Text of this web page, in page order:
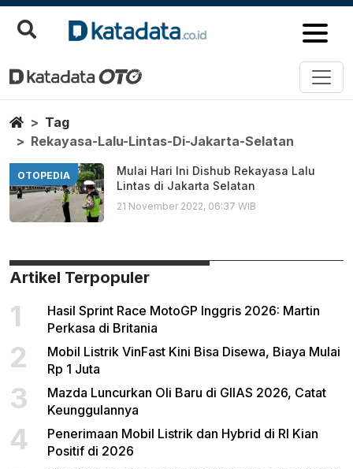
Rekayasa Lalu Lintas Di
Berita Terbaru
HomeTag
Rekayasa-Lalu-Lintas-Di-Jakarta-Selatan
OTOPEDIA
Mulai Hari Ini Dishub Rekayasa Lalu
Lintas di Jakarta Selatan
21 November 2022, 06:37 WIB
Artikel Terpopuler
1
Hasil Sprint Race MotoGP Inggris 2026: Martin
Perkasa di Britania
2
Mobil Listrik VinFast Kini Bisa Disewa, Biaya Mulai
Rp 1 Juta
3
Mazda Luncurkan Oli Baru di GIIAS 2026, Catat
Keunggulannya
4
Penerimaan Mobil Listrik dan Hybrid di RI Kian
Positif di 2026